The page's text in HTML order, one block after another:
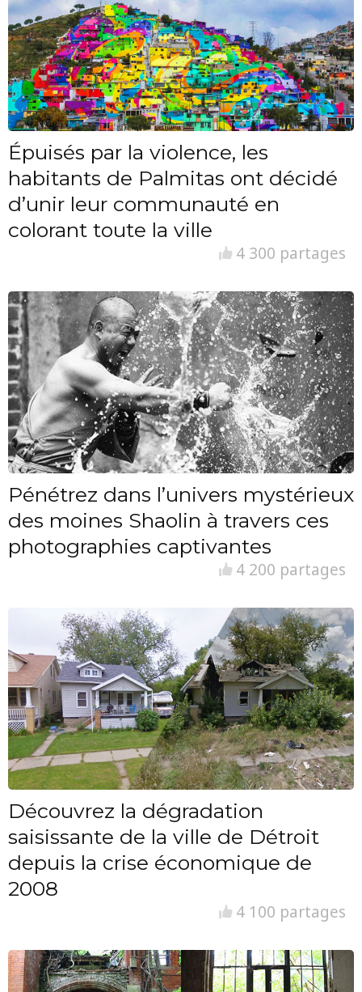
Épuisés par la violence, les
habitants de Palmitas ont décidé
d’unir leur communauté en
colorant toute la ville
4 300 partages
Pénétrez dans l’univers mystérieux
des moines Shaolin à travers ces
photographies captivantes
4 200 partages
Découvrez la dégradation
saisissante de la ville de Détroit
depuis la crise économique de
2008
4 100 partages